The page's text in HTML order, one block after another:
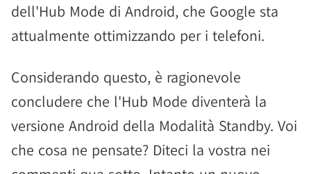
dell'Hub Mode di Android, che Google sta
attualmente ottimizzando per i telefoni.
Considerando questo, è ragionevole
concludere che l'Hub Mode diventerà la
versione Android della Modalità Standby. Voi
che cosa ne pensate? Diteci la vostra nei